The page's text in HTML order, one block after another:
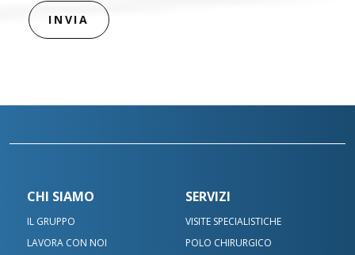
CHI SIAMO
IL GRUPPO
LAVORA CON NOI
SERVIZI
VISITE SPECIALISTICHE
POLO CHIRURGICO